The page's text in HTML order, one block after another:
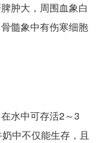
肿大，周围血象白
髓象中有伤寒细胞
水中可存活2～3
中不仅能生存，且